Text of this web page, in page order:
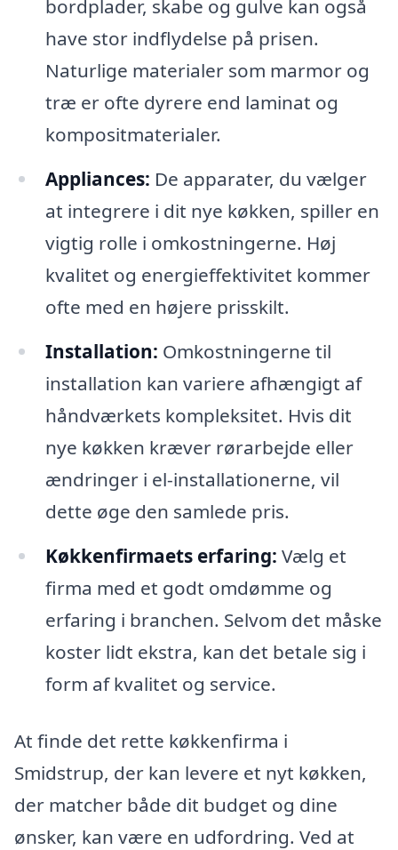
bordplader, skabe og gulve kan også
have stor indflydelse på prisen.
Naturlige materialer som marmor og
træ er ofte dyrere end laminat og
kompositmaterialer.
Appliances: De apparater, du vælger
at integrere i dit nye køkken, spiller en
vigtig rolle i omkostningerne. Høj
kvalitet og energieffektivitet kommer
ofte med en højere prisskilt.
Installation: Omkostningerne til
installation kan variere afhængigt af
håndværkets kompleksitet. Hvis dit
nye køkken kræver rørarbejde eller
ændringer i el-installationerne, vil
dette øge den samlede pris.
Køkkenfirmaets erfaring: Vælg et
firma med et godt omdømme og
erfaring i branchen. Selvom det måske
koster lidt ekstra, kan det betale sig i
form af kvalitet og service.
At finde det rette køkkenfirma i
Smidstrup, der kan levere et nyt køkken,
der matcher både dit budget og dine
ønsker, kan være en udfordring. Ved at